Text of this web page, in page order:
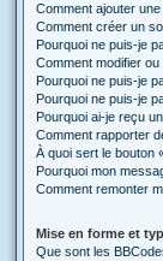
Comment ajouter
Comment créer un
Pourquoi ne puis-je
Comment modifier
Pourquoi ne puis-je
Pourquoi ne puis-je
Pourquoi ai-je reçu
Comment rapporter
À quoi sert le bouton
Pourquoi mon
Comment remonter
Mise en forme et
Que sont les